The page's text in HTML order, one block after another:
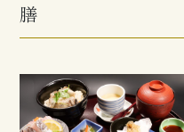
膳